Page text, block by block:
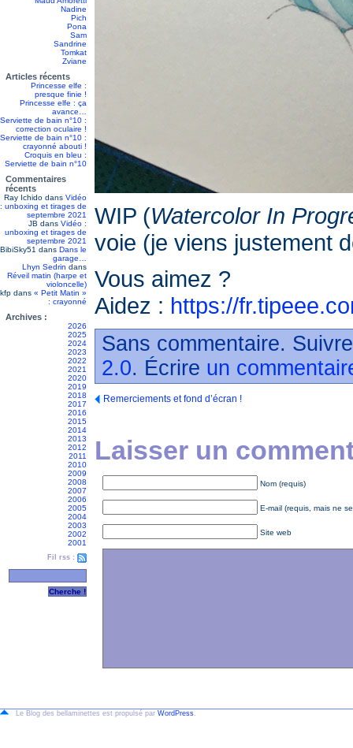
Nadine
Pich
Pona
Sam
Sandrine
Tomkat
Zviane
Articles récents
Princesse elfe :
presque finie !
Princesse elfe : ça
avance…
Serviette de bain n°10 :
correction oculaire !
Serviette de bain n°10 :
crayonné abouti !
Croquis en bleu :
Serviette de bain n°10
Commentaires
récents
Ray Ichido dans Vidéo
: unboxing et tirages de
septembre 2021
JB dans Vidéo :
unboxing et tirages de
septembre 2021
BibiSky51 dans Dans le
garage…
Lhyn Sedrin dans
Réveil matin (harpe et
violoncelle)
kfp dans « Petit Matin »
: crayonné
Archives :
2026
2025
2024
2023
2022
2021
2020
2019
2018
2017
2016
2015
2014
2013
2012
2011
2010
2009
2008
2007
2006
2005
2004
2003
2002
2001
Fil rss :
WIP (Watercolor In
voie (je viens justement
Vous aimez ?
Aidez : https://
Sans commentaire.
2.0. Écrire un
Remerciements et fond d’écran !
Laisser un
Nom (requis)
E-mail (requis, mais ne
Site web
Le Blog des bellaminettes est propulsé par WordPress.